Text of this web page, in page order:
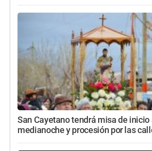
San Cayetano tendrá misa de inicio
medianoche y procesión por las